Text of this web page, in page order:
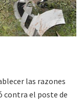
las razones
contra el poste de